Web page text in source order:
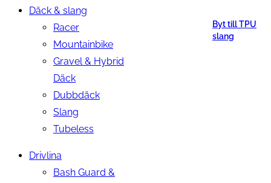
Däck & slang
Racer
Mountainbike
Gravel & Hybrid
Däck
Dubbdäck
Slang
Tubeless
Drivlina
Bash Guard &
Byt till TPU
slang